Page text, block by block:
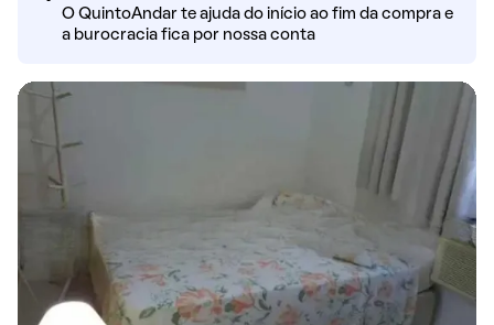
O QuintoAndar te ajuda do início ao fim da compra e
a burocracia fica por nossa conta